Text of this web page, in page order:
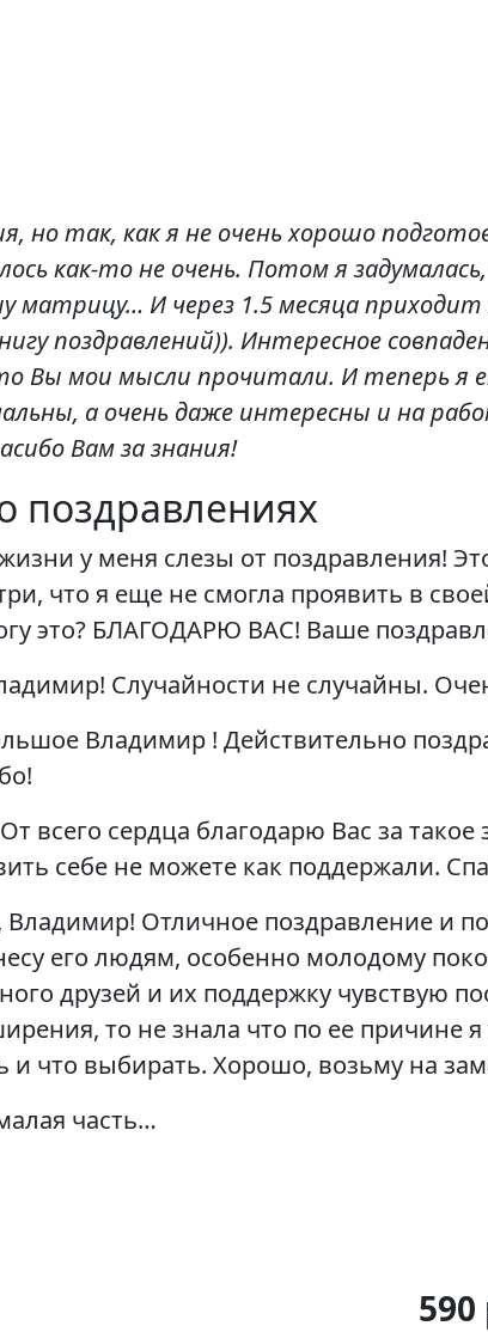
но так, как я не очень хорошо
как-то не очень. Потом я
матрицу… И через 1.5 месяца
поздравлений)). Интересное
Вы мои мысли прочитали. И теперь я
а очень даже интересны и на
Вам за знания!
поздравлениях
у меня слезы от поздравления!
что я еще не смогла проявить в
это? БЛАГОДАРЮ ВАС! Ваше
Случайности не случайны.
Владимир ! Действительно
всего сердца благодарю Вас за
себе не можете как поддержали.
Владимир! Отличное поздравление и
его людям, особенно молодому
друзей и их поддержку чувствую
то не знала что по ее причине
и что выбирать. Хорошо, возьму на
часть…
590